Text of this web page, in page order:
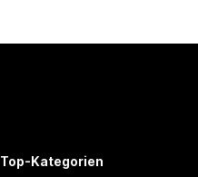
Top-Kategorien